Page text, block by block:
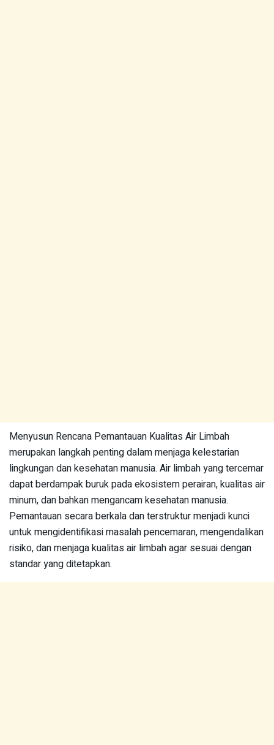
Menyusun Rencana Pemantauan Kualitas Air Limbah
merupakan langkah penting dalam menjaga kelestarian
lingkungan dan kesehatan manusia. Air limbah yang tercemar
dapat berdampak buruk pada ekosistem perairan, kualitas air
minum, dan bahkan mengancam kesehatan manusia.
Pemantauan secara berkala dan terstruktur menjadi kunci
untuk mengidentifikasi masalah pencemaran, mengendalikan
risiko, dan menjaga kualitas air limbah agar sesuai dengan
standar yang ditetapkan.